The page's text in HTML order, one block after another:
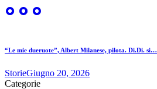
“Le mie dueruote”, Albert Milanese, pilota. Di.Di. si…
StorieGiugno 20, 2026
Categorie